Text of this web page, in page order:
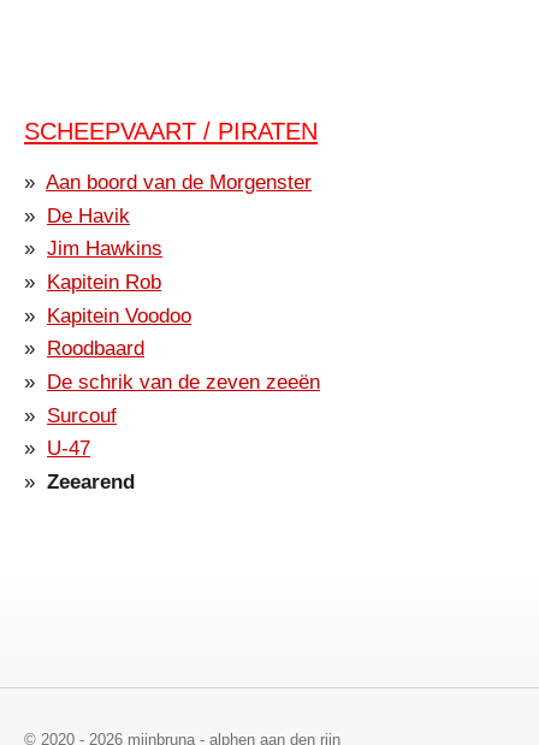
SCHEEPVAART / PIRATEN
Aan boord van de Morgenster
De Havik
Jim Hawkins
Kapitein Rob
Kapitein Voodoo
Roodbaard
De schrik van de zeven zeeën
Surcouf
U-47
Zeearend
© 2020 - 2026 mijnbruna - alphen aan den rijn